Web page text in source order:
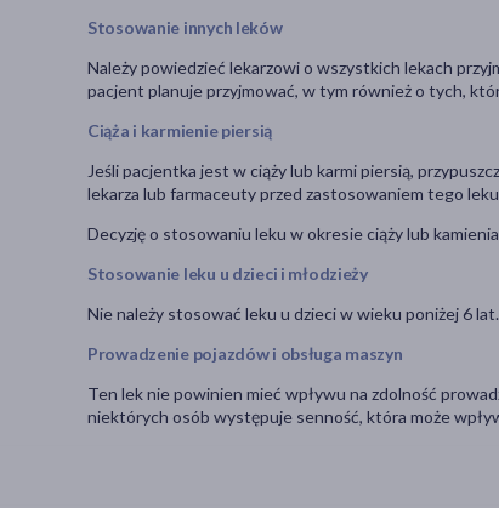
Stosowanie innych leków
Należy powiedzieć lekarzowi o wszystkich lekach
pacjent planuje przyjmować, w tym również o tych,
Ciąża i karmienie piersią
Jeśli pacjentka jest w ciąży lub karmi piersią,
lekarza lub farmaceuty przed zastosowaniem tego
Decyzję o stosowaniu leku w okresie ciąży lub
Stosowanie leku u dzieci i młodzieży
Nie należy stosować leku u dzieci w wieku poniżej 6 lat.
Prowadzenie pojazdów i obsługa maszyn
Ten lek nie powinien mieć wpływu na zdolność
niektórych osób występuje senność, która może